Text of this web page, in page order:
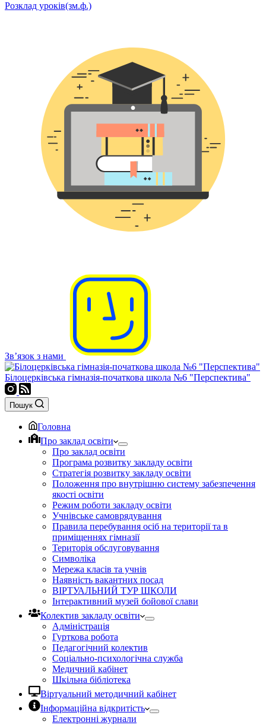
Розклад уроків(зм.ф.)
Зв’язок з нами
Білоцерківська гімназія-початкова школа №6 "Перспектива"
Пошук
Головна
Про заклад освіти
Про заклад освіти
Програма розвитку закладу освіти
Стратегія розвитку закладу освіти
Положення про внутрішню систему забезпечення
якості освіти
Режим роботи закладу освіти
Учнівське самоврядування
Правила перебування осіб на території та в
приміщеннях гімназії
Територія обслуговування
Символіка
Мережа класів та учнів
Наявність вакантних посад
ВІРТУАЛЬНИЙ ТУР ШКОЛИ
Інтерактивний музей бойової слави
Колектив закладу освіти
Адміністрація
Гурткова робота
Педагогічний колектив
Соціально-психологічна служба
Медичний кабінет
Шкільна бібліотека
Віртуальний методичний кабінет
Інформаційна відкритість
Електронні журнали